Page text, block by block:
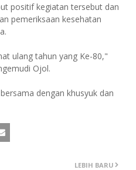
positif kegiatan tersebut dan
pemeriksaan kesehatan
ulang tahun yang Ke-80,"
Ojol.
dengan khusyuk dan
LEBIH BARU